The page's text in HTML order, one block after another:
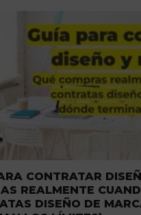
CONTRATAR
REALMENTE
DISEÑO DE